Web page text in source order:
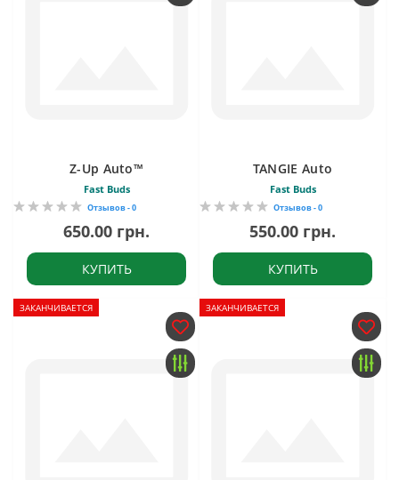
Z-Up Auto™
Fast Buds
Отзывов - 0
650.00 грн.
КУПИТЬ
TANGIE Auto
Fast Buds
Отзывов - 0
550.00 грн.
КУПИТЬ
ЗАКАНЧИВАЕТСЯ ЗАКАНЧИВАЕТСЯ